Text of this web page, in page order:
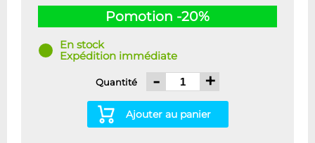
Pomotion -20%
En stock
Expédition immédiate
Quantité - +
Ajouter au panier